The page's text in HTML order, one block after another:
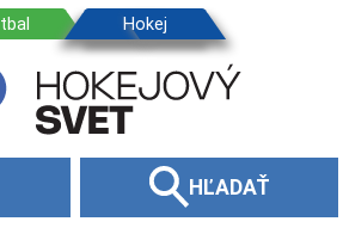
HĽADAŤ